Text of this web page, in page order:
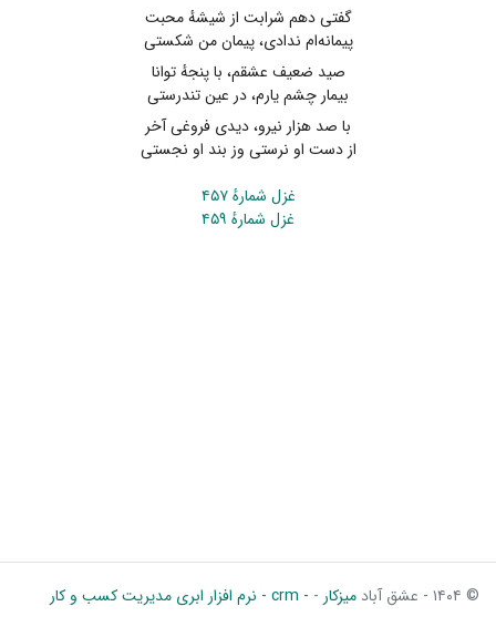
گفتی دهم شرابت از شیشهٔ محبت
پیمانه‌ام ندادی، پیمان من شکستی
صید ضعیف عشقم، با پنجهٔ توانا
بیمار چشم یارم، در عین تندرستی
با صد هزار نیرو، دیدی فروغی آخر
از دست او نرستی وز بند او نجستی
غزل شمارهٔ ۴۵۷
غزل شمارهٔ ۴۵۹
© ۱۴۰۴ - عشق آباد میزکار - - crm - نرم افزار ابری مدیریت کسب و کار